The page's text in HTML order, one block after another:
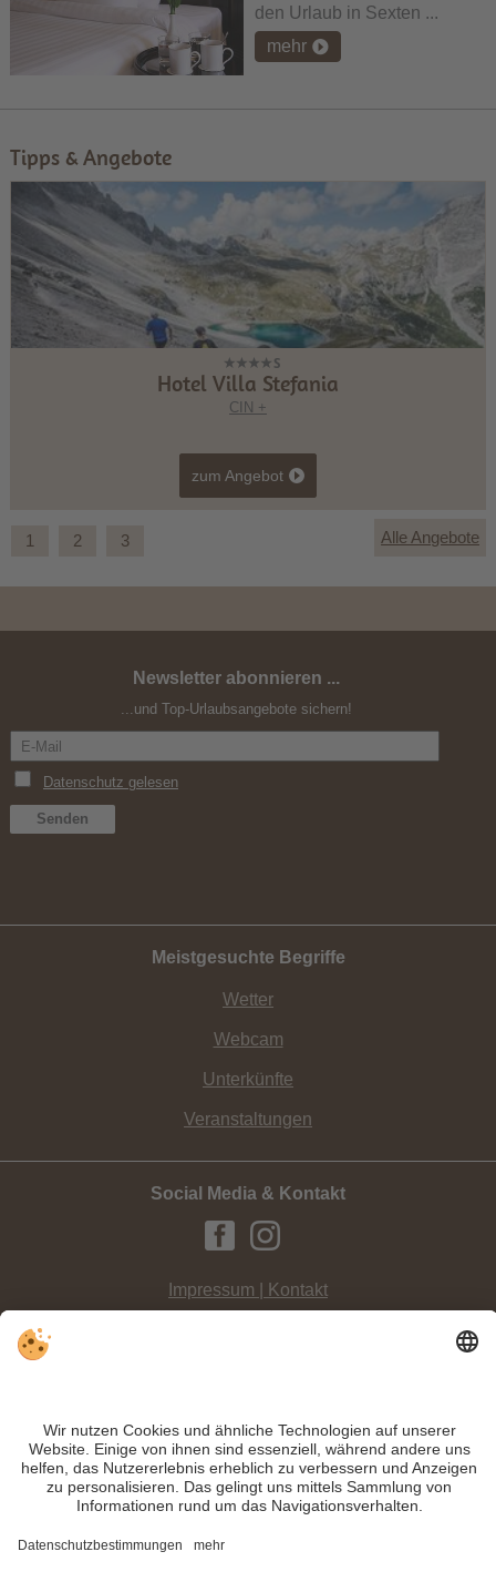
den Urlaub in Sexten ...
mehr
Tipps & Angebote
Hotel Villa Stefania
CIN +
Drei Zinnen Alpine Run 2026
zum Angebot
1 2 3 Alle Angebote
Newsletter abonnieren ...
...und Top-Urlaubsangebote sichern!
Meistgesuchte Begriffe
Wetter
Webcam
Unterkünfte
Veranstaltungen
Social Media & Kontakt
Impressum | Kontakt
Klein und fein ist dasSkigebiet Waldheim in Sextenim Hochpustertal